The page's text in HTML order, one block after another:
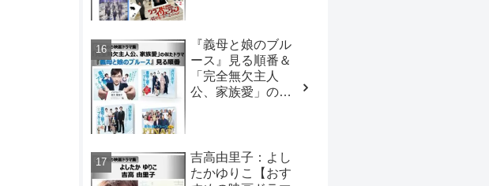
『義母と娘のブル
ース』見る順番＆
「完全無欠主人
公、家族愛」の似
吉高由里子：よし
たかゆりこ【おす